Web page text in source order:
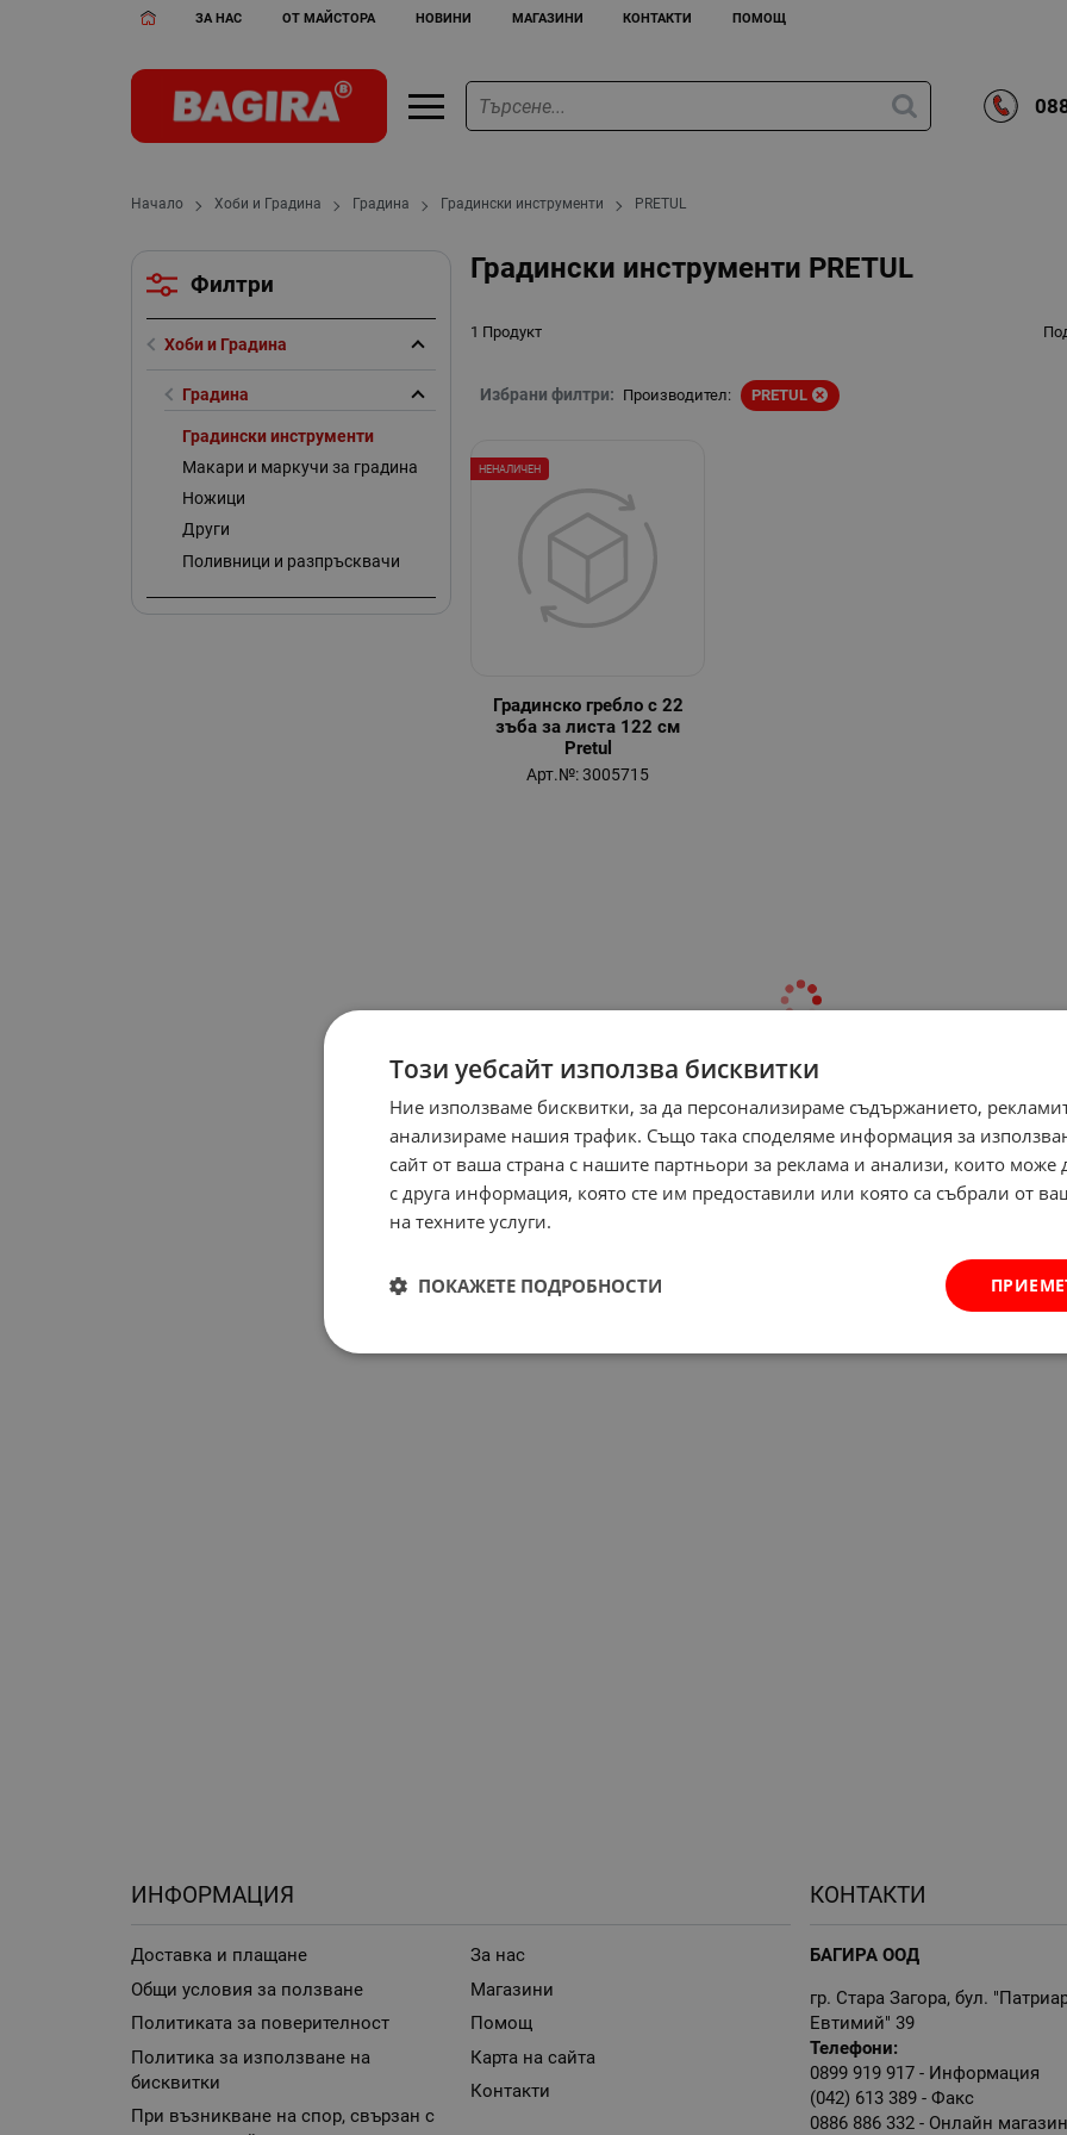
ЗА НАС ОТ МАЙСТОРА НОВИНИ МАГАЗИНИ КОНТАКТИ ПОМОЩ
Начало Хоби и Градина Градина Градински инструменти PRETUL
Градински инструменти PRETUL
1 Продукт
Избрани филтри: Производител: PRETUL
Градинско гребло с 22
зъба за листа 122 см
Pretul
Арт.№: 3005715
НЕНАЛИЧЕН
Филтри
Хоби и Градина
Градина
Градински инструменти
Макари и маркучи за градина
Ножици
Други
Поливници и разпръсквачи
ИНФОРМАЦИЯ
Доставка и плащане
Общи условия за ползване
Политиката за поверителност
Политика за използване на
бисквитки
При възникване на спор, свързан с
За нас
Магазини
Помощ
Карта на сайта
Контакти
КОНТАКТИ
БАГИРА ООД
гр. Стара Загора, бул.
Евтимий" 39
Телефони:
0899 919 917 - Информация
(042) 613 389 - Факс
0886 886 332 - Онлайн магазин
Този уебсайт използва бисквитки
Ние използваме бисквитки, за да персонализираме съдържанието,
анализираме нашия трафик. Също така споделяме информация за
сайт от ваша страна с нашите партньори за реклама и анализи, които може
с друга информация, която сте им предоставили или която са събрали от
на техните услуги.
ПОКАЖЕТЕ ПОДРОБНОСТИ